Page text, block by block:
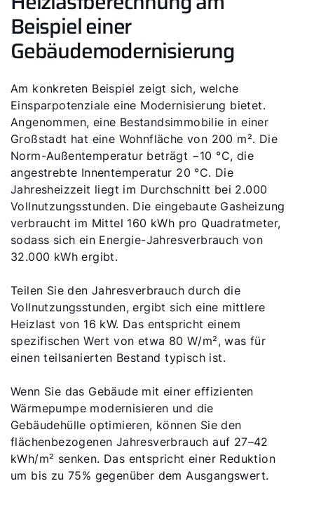
Beispiel einer
Gebäudemodernisierung
Am konkreten Beispiel zeigt sich, welche
Einsparpotenziale eine Modernisierung bietet.
Angenommen, eine Bestandsimmobilie in einer
Großstadt hat eine Wohnfläche von 200 m². Die
Norm-Außentemperatur beträgt −10 °C, die
angestrebte Innentemperatur 20 °C. Die
Jahresheizzeit liegt im Durchschnitt bei 2.000
Vollnutzungsstunden. Die eingebaute Gasheizung
verbraucht im Mittel 160 kWh pro Quadratmeter,
sodass sich ein Energie-Jahresverbrauch von
32.000 kWh ergibt.
Teilen Sie den Jahresverbrauch durch die
Vollnutzungsstunden, ergibt sich eine mittlere
Heizlast von 16 kW. Das entspricht einem
spezifischen Wert von etwa 80 W/m², was für
einen teilsanierten Bestand typisch ist.
Wenn Sie das Gebäude mit einer effizienten
Wärmepumpe modernisieren und die
Gebäudehülle optimieren, können Sie den
flächenbezogenen Jahresverbrauch auf 27–42
kWh/m² senken. Das entspricht einer Reduktion
um bis zu 75% gegenüber dem Ausgangswert.